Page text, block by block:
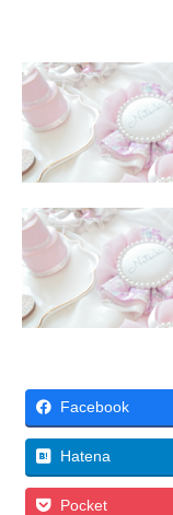
Facebook
Hatena
Pocket